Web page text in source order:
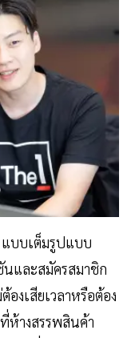
บบเต็มรูปแบบ
และสมัครสมาชิก
งเสียเวลาหรือต้อง
ห้างสรรพสินค้า